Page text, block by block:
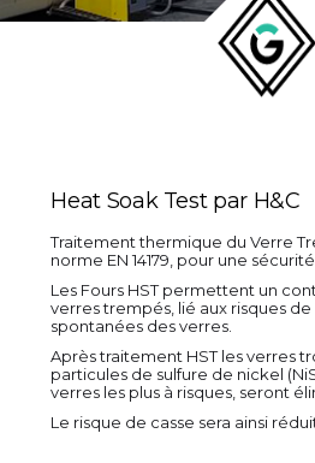
Heat Soak Test par H&C
Traitement thermique du Verre
norme EN 14179, pour une
Les Fours HST permettent un
verres trempés, lié aux risques
spontanées des verres.
Après traitement HST les verres
particules de sulfure de nickel
verres les plus à risques, seront
Le risque de casse sera ainsi